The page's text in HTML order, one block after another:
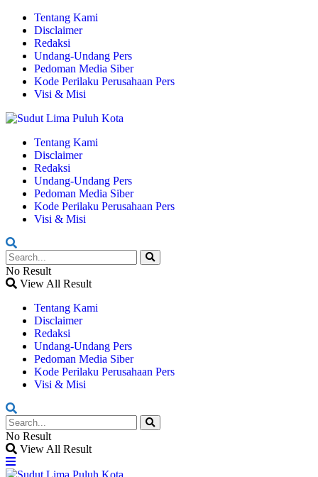
Tentang Kami
Disclaimer
Redaksi
Undang-Undang Pers
Pedoman Media Siber
Kode Perilaku Perusahaan Pers
Visi & Misi
Tentang Kami
Disclaimer
Redaksi
Undang-Undang Pers
Pedoman Media Siber
Kode Perilaku Perusahaan Pers
Visi & Misi
No Result
View All Result
Tentang Kami
Disclaimer
Redaksi
Undang-Undang Pers
Pedoman Media Siber
Kode Perilaku Perusahaan Pers
Visi & Misi
No Result
View All Result